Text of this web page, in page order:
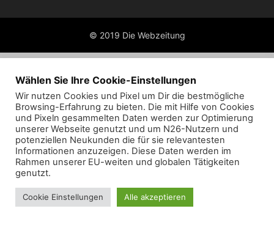
© 2019 Die Webzeitung
Wählen Sie Ihre Cookie-Einstellungen
Wir nutzen Cookies und Pixel um Dir die bestmögliche
Browsing-Erfahrung zu bieten. Die mit Hilfe von Cookies
und Pixeln gesammelten Daten werden zur Optimierung
unserer Webseite genutzt und um N26-Nutzern und
potenziellen Neukunden die für sie relevantesten
Informationen anzuzeigen. Diese Daten werden im
Rahmen unserer EU-weiten und globalen Tätigkeiten
genutzt.
Cookie Einstellungen Alle akzeptieren